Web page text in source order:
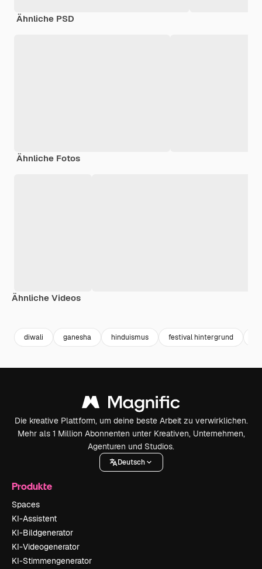
Ähnliche PSD
Ähnliche Fotos
Ähnliche Videos
diwali ganesha hinduismus festival hintergrund
Die kreative Plattform, um deine beste Arbeit zu verwirklichen.
Mehr als 1 Million Abonnenten unter Kreativen, Unternehmen,
Agenturen und Studios.
Deutsch
Produkte
Spaces
KI-Assistent
KI-Bildgenerator
KI-Videogenerator
KI-Stimmengenerator